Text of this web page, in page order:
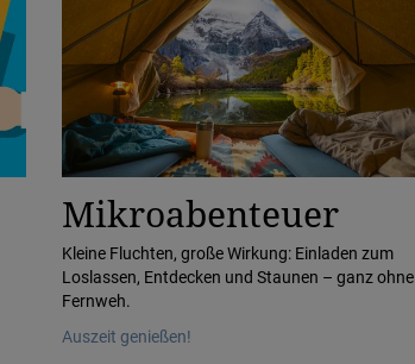
Mikroabenteuer
Kleine Fluchten, große Wirkung: Einladen zum
Loslassen, Entdecken und Staunen – ganz ohne
Fernweh.
Auszeit genießen!